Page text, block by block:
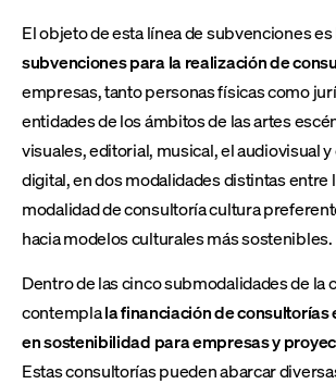
El objeto de esta línea de subvenciones
subvenciones para la realización de
empresas, tanto personas físicas como
entidades de los ámbitos de las artes
visuales, editorial, musical, el audiovisual y
digital, en dos modalidades distintas entre
modalidad de consultoría cultura
hacia modelos culturales más sostenibles.
Dentro de las cinco submodalidades de la
contemplala financiación de
en sostenibilidad para empresas y
Estas consultorías pueden abarcar